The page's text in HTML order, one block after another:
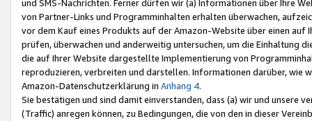
und SMS-Nachrichten. Ferner dürfen wir (a) Informationen über Ihre
von Partner-Links und Programminhalten erhalten überwachen,
vor dem Kauf eines Produkts auf der Amazon-Website über einen
prüfen, überwachen und anderweitig untersuchen, um die Einhaltung
die auf Ihrer Website dargestellte Implementierung von
reproduzieren, verbreiten und darstellen. Informationen darüber, wie
Amazon-Datenschutzerklärung in Anhang 4.
Sie bestätigen und sind damit einverstanden, dass (a) wir und
(Traffic) anregen können, zu Bedingungen, die von den in dieser